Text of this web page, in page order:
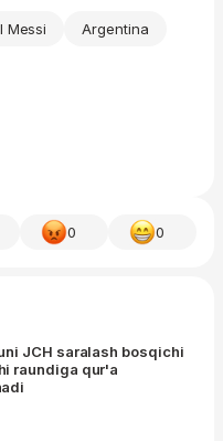
Messi
Argentina
0 0
JCH saralash bosqichi
raundiga qur'a